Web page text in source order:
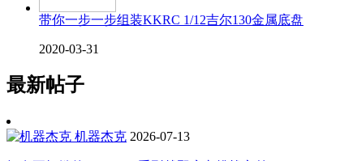
带你一步一步组装KKRC 1/12吉尔130金属底盘
2020-03-31
最新帖子
机器杰克 2026-07-13